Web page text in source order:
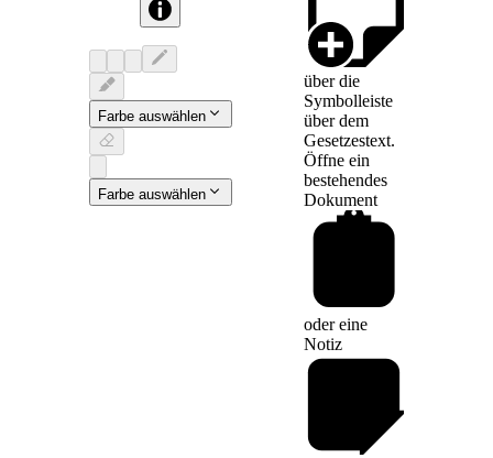
Farbe auswählen
Farbe auswählen
über die
Symbolleiste
über dem
Gesetzestext.
Öffne ein
bestehendes
Dokument
oder eine
Notiz